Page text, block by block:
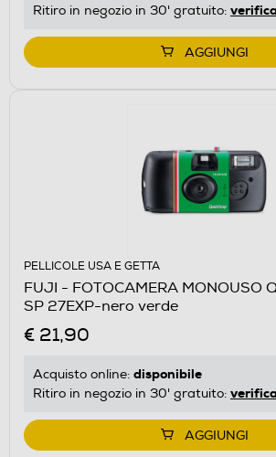
Ritiro in negozio in 30' gratuito: verifica
AGGIUNGI
PELLICOLE USA E GETTA
FUJI - FOTOCAMERA MONOUSO
SP 27EXP-nero verde
€ 21,90
Acquisto online: disponibile
Ritiro in negozio in 30' gratuito: verifica
AGGIUNGI